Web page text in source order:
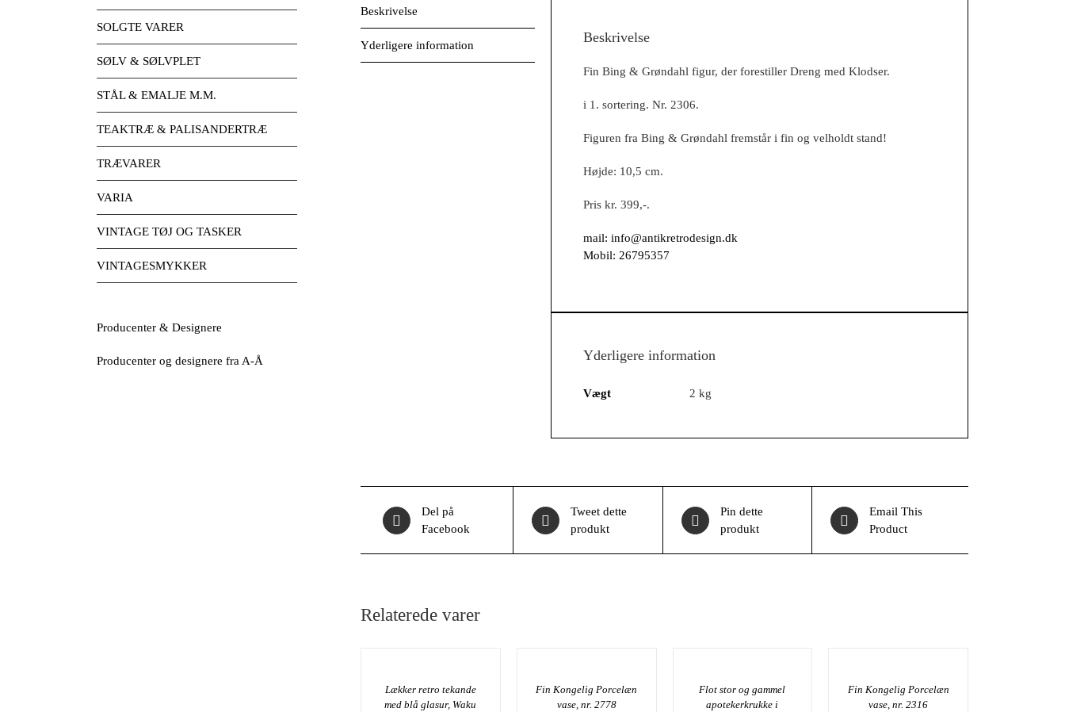
Beskrivelse
Yderligere information Beskrivelse
Fin Bing & Grøndahl figur, der forestiller Dreng med Klodser.
i 1. sortering. Nr. 2306.
Figuren fra Bing & Grøndahl fremstår i fin og velholdt stand!
Højde: 10,5 cm.
Pris kr. 399,-.
mail: info@antikretrodesign.dk
Mobil: 26795357
Yderligere information
Vægt 2 kg
Del på
Facebook
Tweet dette
produkt
Pin dette
produkt
Email This
Product
Relaterede varer
Lækker retro tekande
med blå glasur, Waku
Fin Kongelig Porcelæn
vase, nr. 2778
Flot stor og gammel
apotekerkrukke i
Fin Kongelig Porcelæn
vase, nr. 2316
SOLGTE VARER
SØLV & SØLVPLET
STÅL & EMALJE M.M.
TEAKTRÆ & PALISANDERTRÆ
TRÆVARER
VARIA
VINTAGE TØJ OG TASKER
VINTAGESMYKKER
Producenter & Designere
Producenter og designere fra A-Å